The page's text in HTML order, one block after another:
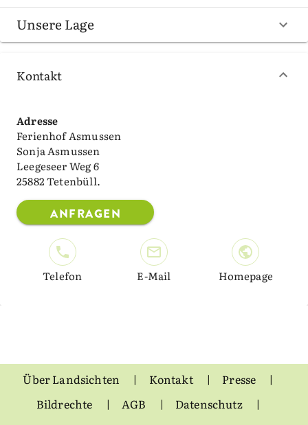
Unsere Lage
Kontakt
Adresse
Ferienhof Asmussen
Sonja Asmussen
Leegeseer Weg 6
25882 Tetenbüll.
ANFRAGEN
Telefon E-Mail Homepage
Über Landsichten Kontakt
Presse
Bildrechte
AGB
Datenschutz